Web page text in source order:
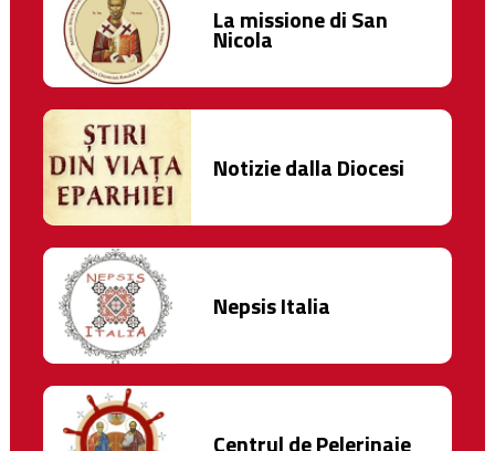
La missione di San
Nicola
Notizie dalla Diocesi
Nepsis Italia
Centrul de Pelerinaje